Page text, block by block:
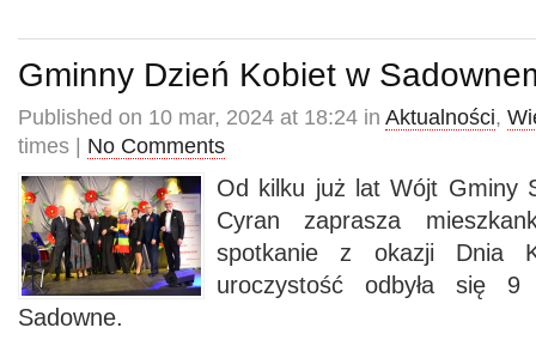
Gminny Dzień Kobiet w
Published on 10 mar, 2024 at 18:24 in Aktualności,
times | No Comments
Od kilku już lat Wójt Gminy
Cyran zaprasza
spotkanie z okazji Dnia
uroczystość odbyła się
Sadowne.